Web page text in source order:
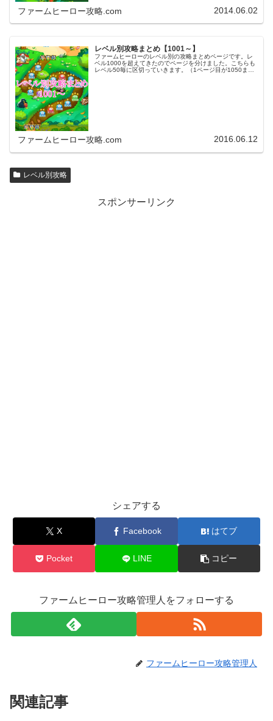
ファームヒーロー攻略.com 2014.06.02
レベル別攻略まとめ【1001～】
ファームヒーローのレベル別の攻略まとめページです。レ
ベル1000を超えてきたのでページを分けました。こちらも
レベル50毎に区切っていきます。（1ページ目が1050ま
ファームヒーロー攻略.com 2016.06.12
レベル別攻略
スポンサーリンク
シェアする
X Facebook はてブ
Pocket LINE コピー
ファームヒーロー攻略管理人をフォローする
ファームヒーロー攻略管理人
関連記事